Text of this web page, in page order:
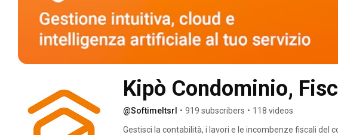
@SoftimeItsrl • 919 subscribers • 118 videos
Gestisci la contabilità, i lavori e le incombenze fiscali del